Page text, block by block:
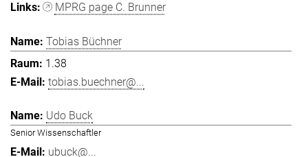
MPRG page C. Brunner
Tobias Büchner
1.38
tobias.buechner@...
Udo Buck
Senior Wissenschaftler
ubuck@...